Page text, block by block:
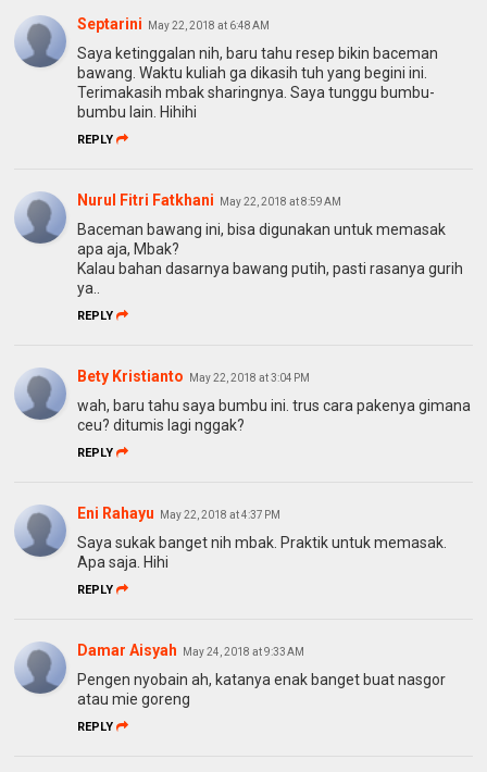
Septarini May 22, 2018 at 6:48 AM
Saya ketinggalan nih, baru tahu resep bikin baceman
bawang. Waktu kuliah ga dikasih tuh yang begini ini.
Terimakasih mbak sharingnya. Saya tunggu bumbu-
bumbu lain. Hihihi
REPLY
Nurul Fitri Fatkhani May 22, 2018 at 8:59 AM
Baceman bawang ini, bisa digunakan untuk memasak
apa aja, Mbak?
Kalau bahan dasarnya bawang putih, pasti rasanya gurih
ya..
REPLY
Bety Kristianto May 22, 2018 at 3:04 PM
wah, baru tahu saya bumbu ini. trus cara pakenya gimana
ceu? ditumis lagi nggak?
REPLY
Eni Rahayu May 22, 2018 at 4:37 PM
Saya sukak banget nih mbak. Praktik untuk memasak.
Apa saja. Hihi
REPLY
Damar Aisyah May 24, 2018 at 9:33 AM
Pengen nyobain ah, katanya enak banget buat nasgor
atau mie goreng
REPLY